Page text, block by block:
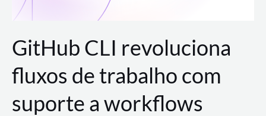
GitHub CLI revoluciona
fluxos de trabalho com
suporte a workflows